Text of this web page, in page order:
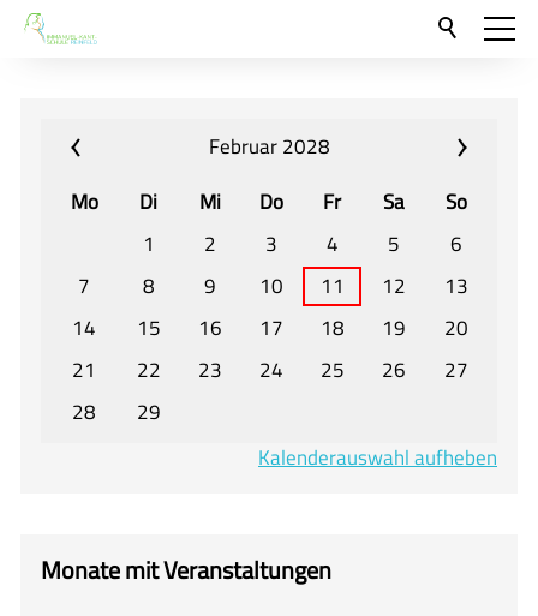
Neu hier?
Für Eltern und Schüler
Willkommen
Veranstaltungen und Termine
Unser Unterricht - Fachcurricula
Unsere Konzepte
Downloads
Unter-, Mittel und Oberstufe
itslearning
Februar 2028
Mo
Di Mi Do Fr Sa
So
1
2 3 4 5
6
7
8 9 10 11 12
13
14
15 16 17 18 19
20
21
22 23 24 25 26
27
28
29
Kalenderauswahl aufheben
Monate mit Veranstaltungen